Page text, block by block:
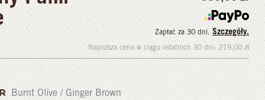
Zapłać za 30 dni. Szczegóły.
Najniższa cena w ciągu ostatnich 30 dni:219,00 zł
Burnt Olive / Ginger Brown